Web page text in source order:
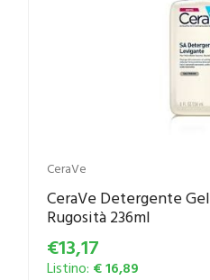
CeraVe
CeraVe Detergente
Rugosità 236ml
€13,17
Listino: € 16,89